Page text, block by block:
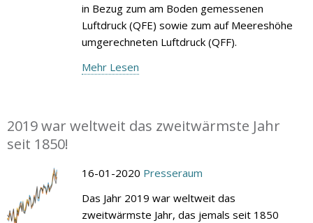
in Bezug zum am Boden gemessenen
Luftdruck (QFE) sowie zum auf Meereshöhe
umgerechneten Luftdruck (QFF).
Mehr Lesen
2019 war weltweit das zweitwärmste Jahr
seit 1850!
16-01-2020 Presseraum
Das Jahr 2019 war weltweit das
zweitwärmste Jahr, das jemals seit 1850